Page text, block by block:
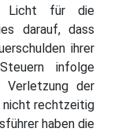
Licht für die
darauf, dass
ihrer
infolge
Verletzung der
nicht rechtzeitig
haben die